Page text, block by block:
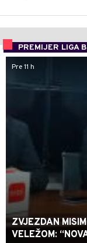
PREMIJER LIGA
Pre 11 h
ZVJEZDAN
VELEŽOM: